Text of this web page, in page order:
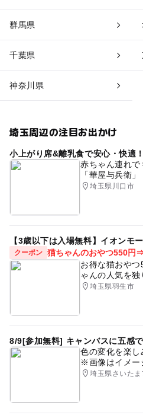
群馬県
千葉県
神奈川県
埼玉周辺の注目お出かけ
小上がり席&離乳食で安心・快適
赤ちゃん連れ
「華屋与兵衛」
埼玉県川口市
【3歳以下は入場無料】イオンモ
クーポン 猫ちゃんのおやつ550円
お得な猫おや
ゃんの人気を独
埼玉県羽生市
8/9[参加無料] キャンバスに五感
色の変化を楽し
※画像はイメー
埼玉県さいたま